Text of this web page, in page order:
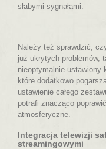
słabymi sygnałami.
Należy też sprawdzić,
już ukrytych problemów,
nieoptymalnie ustawiony
które dodatkowo
ustawienie całego
potrafi znacząco
atmosferyczne.
Integracja telewizji
streamingowymi